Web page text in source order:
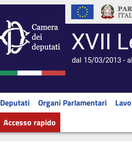
XVII
dal 15/03/2013 -
Deputati Organi Parlamentari
Accesso rapido